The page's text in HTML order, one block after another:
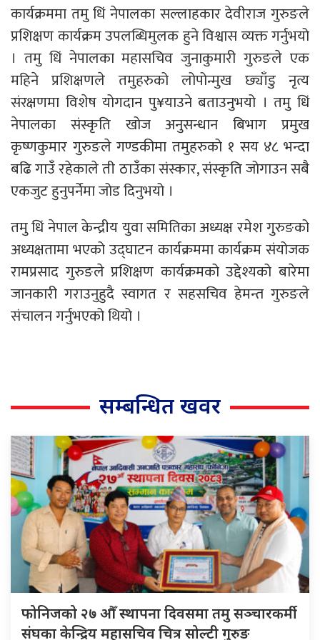
कार्यक्रममा तमु धिं नेपालका सल्लाहकार देवीराज गुरुङले
प्रशिक्षण कार्यक्रम उपलब्धिमुलक हुने विश्वास व्यक्त गर्नुभयो
। तमु धिं नेपालका महासचिव जुनाकुमारी गुरुङले एक
महिने प्रशिक्षणले तमुहरुको लोपोन्मुख छ्याँडु नृत्य
संरक्षणमा विशेष योगदान पु¥याउने बताउनुभयो । तमु धिं
नेपालका संस्कृति खोज अनुसन्धान बिभाग प्रमुख
कृष्णकुमार गुरुङले गण्डकीमा तमुहरुको १ सय ४८ भन्दा
बढि गाउँ रहेकाले ती ठाउँका संस्कार, संस्कृति जोगाउन सबै
एकजुट हुनुपर्नेमा जोड दिनुभयो ।
तमु धिं नेपाल केन्द्रीय युवा समितिका अध्यक्ष रमेश गुरुङको
अध्यक्षतामा भएको उद्घाटन कार्यक्रममा कार्यक्रम संयोजक
रामप्रसाद गुरुङले प्रशिक्षण कार्यक्रमको उद्देश्यको बारेमा
जानकारी गराउनुहुदै स्वागत र सहसचिव हेमन्त गुरुङले
संचालन गर्नुभएको थियो ।
सम्बन्धित खवर
फोनिजको २७ औँ स्थापना दिवसमा तमु सञ्चारकर्मी
संघका केन्द्रिय महासचिव चित्र सोल्टी गुरुङ